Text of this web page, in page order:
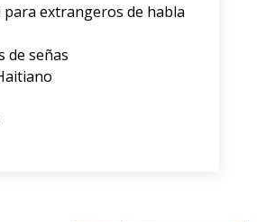
para extrangeros de habla
de señas